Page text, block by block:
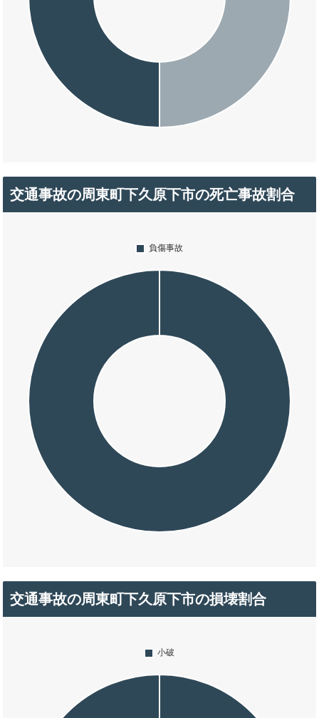
交通事故の周東町下久原下市の死亡事故割合
交通事故の周東町下久原下市の損壊割合